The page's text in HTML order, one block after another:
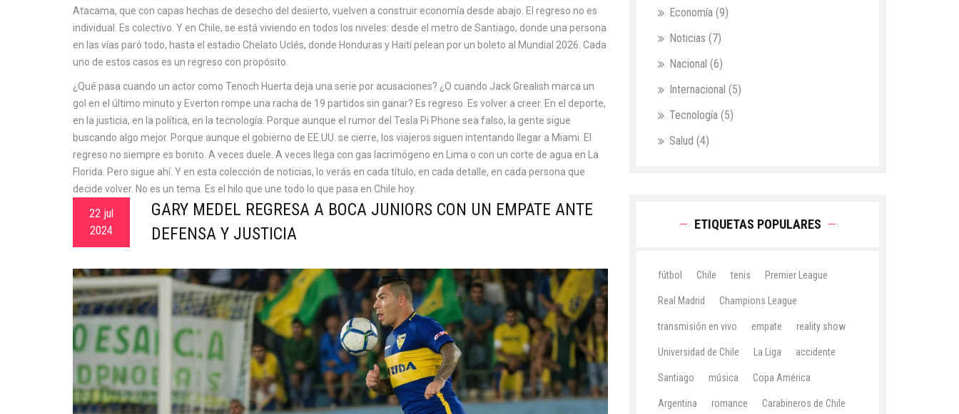
Atacama, que con capas hechas de desecho del desierto, vuelven a construir economía desde abajo. El regreso no es
individual. Es colectivo. Y en Chile, se está viviendo en todos los niveles: desde el metro de Santiago, donde una persona
en las vías paró todo, hasta el estadio Chelato Uclés, donde Honduras y Haití pelean por un boleto al Mundial 2026. Cada
uno de estos casos es un regreso con propósito.
¿Qué pasa cuando un actor como Tenoch Huerta deja una serie por acusaciones? ¿O cuando Jack Grealish marca un
gol en el último minuto y Everton rompe una racha de 19 partidos sin ganar? Es regreso. Es volver a creer. En el deporte,
en la justicia, en la política, en la tecnología. Porque aunque el rumor del Tesla Pi Phone sea falso, la gente sigue
buscando algo mejor. Porque aunque el gobierno de EE.UU. se cierre, los viajeros siguen intentando llegar a Miami. El
regreso no siempre es bonito. A veces duele. A veces llega con gas lacrimógeno en Lima o con un corte de agua en La
Florida. Pero sigue ahí. Y en esta colección de noticias, lo verás en cada título, en cada detalle, en cada persona que
decide volver. No es un tema. Es el hilo que une todo lo que pasa en Chile hoy.
22 jul
2024
GARY MEDEL REGRESA A BOCA JUNIORS CON UN EMPATE ANTE
DEFENSA Y JUSTICIA
Economía (9)
Noticias (7)
Nacional (6)
Internacional (5)
Tecnología (5)
Salud (4)
ETIQUETAS POPULARES
fútbol Chile tenis Premier League
Real Madrid Champions League
transmisión en vivo empate reality show
Universidad de Chile La Liga accidente
Santiago música Copa América
Argentina romance Carabineros de Chile